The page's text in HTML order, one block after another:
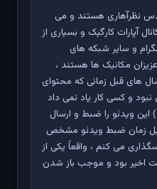
نظرآهاری هستند و می
آپارات کارگیک و بسیاری از
و سایر شبکه های
مکانیک ها هستند ،
های قبل زمانی که محتوای
و کسی کار یاد نمی داد
این ویدئو را ضبط و ارسال
زمان ضبط ویدئو مشخص
می کنم ، واقعاً یکی از
اخیر بود و موجب باز شدن